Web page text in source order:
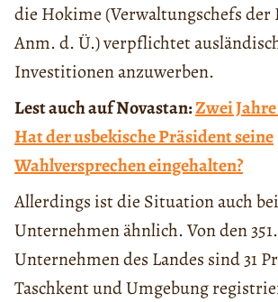
die Hokime (Verwaltungschefs der
Anm. d. Ü.) verpflichtet
Investitionen anzuwerben.
Lest auch auf Novastan:Zwei
Hat der usbekische Präsident seine
Wahlversprechen eingehalten?
Allerdings ist die Situation auch
Unternehmen ähnlich. Von den
Unternehmen des Landes sind 31
Taschkent und Umgebung